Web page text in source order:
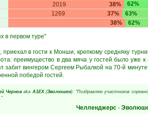
38%
2019 62%
37%
1269 63%
38%
62%
в первом туре"
приехал в гости к Монши, крепкому средняку
преимущество в два мяча у гостей было
забит вингером Сергеем Рыбалкой на 70-й
победой гостей.
Чернов aka А1ЕХ (Эволюшен): "Поздравляю участников
Челленджерс -